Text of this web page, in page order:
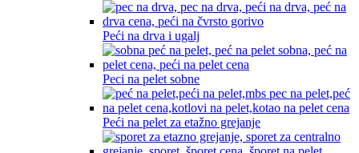
Peći na drva i ugalj
Peci na pelet sobne
Peći na pelet za etažno grejanje